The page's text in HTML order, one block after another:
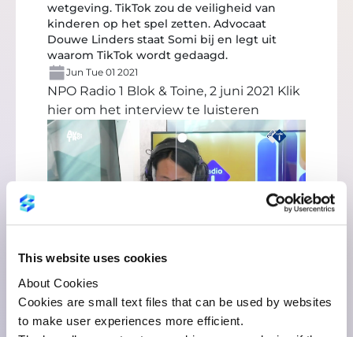
This website uses cookies
About Cookies
Cookies are small text files that can be used by websites
to make user experiences more efficient.
wetgeving. TikTok zou de veiligheid van
kinderen op het spel zetten. Advocaat
Douwe Linders staat Somi bij en legt uit
waarom TikTok wordt gedaagd.
Jun Tue 01 2021
NPO Radio 1 Blok & Toine, 2 juni 2021 Klik
hier om het interview te luisteren